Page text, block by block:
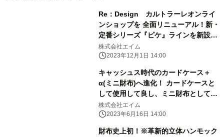
Re：Design カルトラーレオンライ
ンショップを 全面リニューアル！新・
定番シリーズ『ピケ』ラインを新設。
第一弾は2商品！
株式会社エイム
2023年12月1日 14:00
キャッシュス時代のカードケース＋
α(ミニ財布)へ進化！ カードケースと
して使用して良し、ミニ財布として使
用して良し 『MINICA(ミニカ)』新
登場！
株式会社エイム
2023年6月16日 14:00
財布史上初！※革新的立体ハンモック